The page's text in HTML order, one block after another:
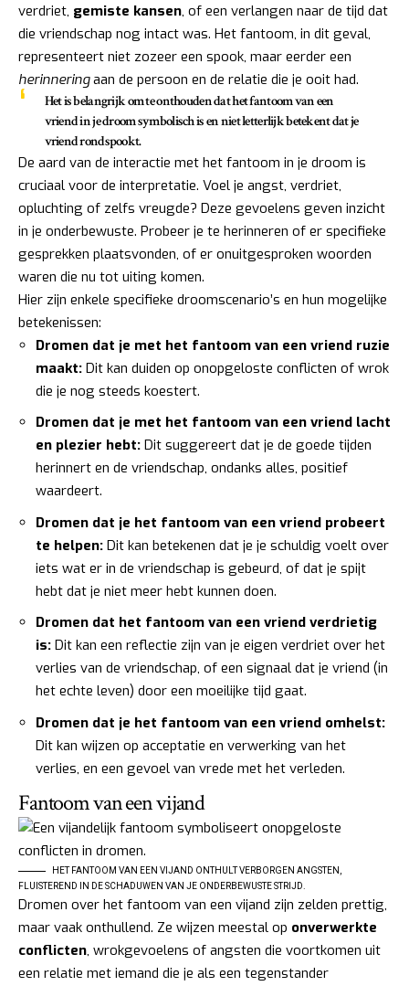
verdriet, gemiste kansen, of een verlangen naar de tijd dat
die vriendschap nog intact was. Het fantoom, in dit geval,
representeert niet zozeer een spook, maar eerder een
herinneringaan de persoon en de relatie die je ooit had.
Het is belangrijk om te onthouden dat het fantoom van een
vriend in je droom symbolisch is en niet letterlijk betekent dat je
vriend rondspookt.
De aard van de interactie met het fantoom in je droom is
cruciaal voor de interpretatie. Voel je angst, verdriet,
opluchting of zelfs vreugde? Deze gevoelens geven inzicht
in je onderbewuste. Probeer je te herinneren of er specifieke
gesprekken plaatsvonden, of er onuitgesproken woorden
waren die nu tot uiting komen.
Hier zijn enkele specifieke droomscenario’s en hun mogelijke
betekenissen:
Dromen dat je met het fantoom van een vriend ruzie
maakt: Dit kan duiden op onopgeloste conflicten of wrok
die je nog steeds koestert.
Dromen dat je met het fantoom van een vriend lacht
en plezier hebt: Dit suggereert dat je de goede tijden
herinnert en de vriendschap, ondanks alles, positief
waardeert.
Dromen dat je het fantoom van een vriend probeert
te helpen: Dit kan betekenen dat je je schuldig voelt over
iets wat er in de vriendschap is gebeurd, of dat je spijt
hebt dat je niet meer hebt kunnen doen.
Dromen dat het fantoom van een vriend verdrietig
is: Dit kan een reflectie zijn van je eigen verdriet over het
verlies van de vriendschap, of een signaal dat je vriend (in
het echte leven) door een moeilijke tijd gaat.
Dromen dat je het fantoom van een vriend omhelst:
Dit kan wijzen op acceptatie en verwerking van het
verlies, en een gevoel van vrede met het verleden.
Fantoom van een vijand
HET FANTOOM VAN EEN VIJAND ONTHULT VERBORGEN ANGSTEN,
FLUISTEREND IN DE SCHADUWEN VAN JE ONDERBEWUSTE STRIJD.
Dromen over het fantoom van een vijand zijn zelden prettig,
maar vaak onthullend. Ze wijzen meestal op onverwerkte
conflicten, wrokgevoelens of angsten die voortkomen uit
een relatie met iemand die je als een tegenstander